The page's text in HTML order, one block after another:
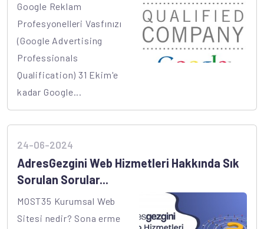
Google Reklam
Profesyonelleri Vasfınızı
(Google Advertising
Professionals
Qualification) 31 Ekim'e
kadar Google...
24-06-2024
AdresGezgini Web Hizmetleri Hakkında Sık
Sorulan Sorular...
MOST35 Kurumsal Web
Sitesi nedir? Sona erme